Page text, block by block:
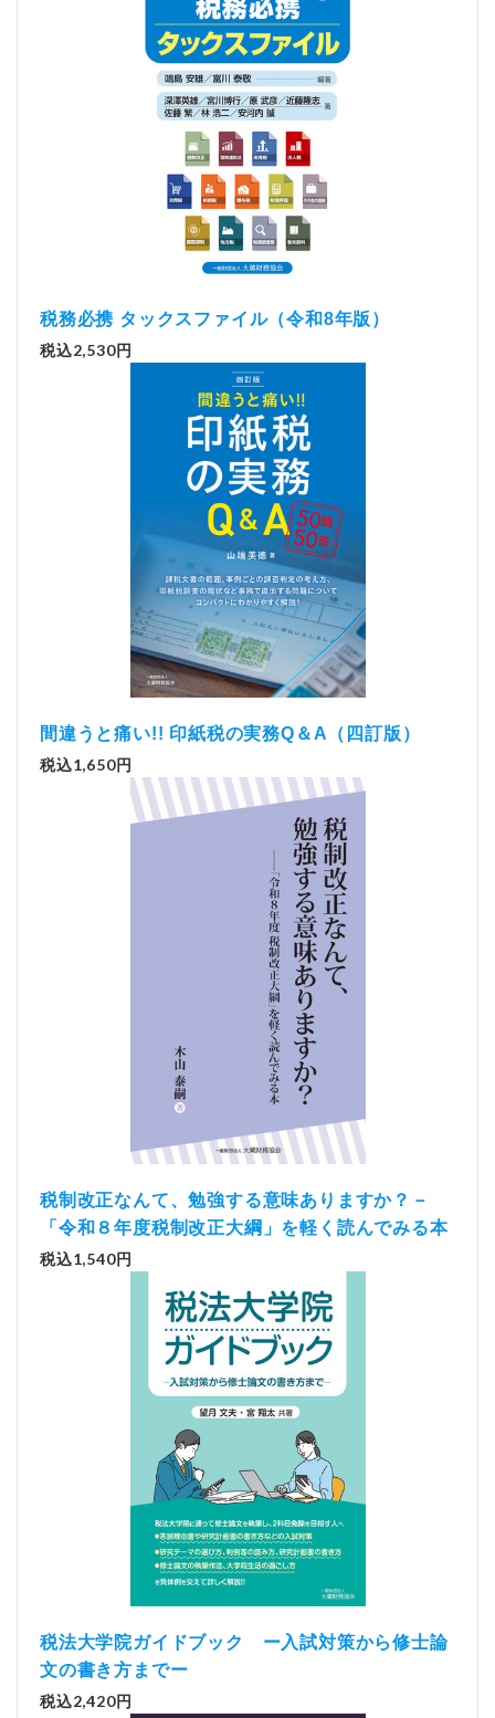
税務必携 タックスファイル（令和8年版）
税込2,530円
間違うと痛い!! 印紙税の実務Q＆A（四訂版）
税込1,650円
税制改正なんて、勉強する意味ありますか？－
「令和８年度税制改正大綱」を軽く読んでみる本
税込1,540円
税法大学院ガイドブック ー入試対策から修士論
文の書き方までー
税込2,420円